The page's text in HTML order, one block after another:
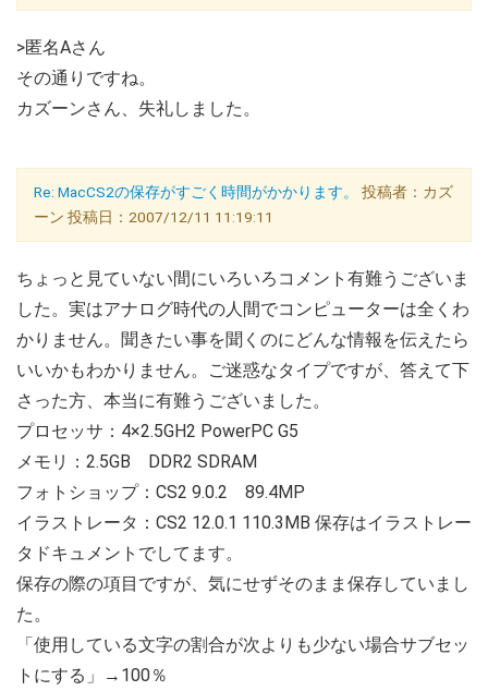
>匿名Aさん
その通りですね。
カズーンさん、失礼しました。
Re: MacCS2の保存がすごく時間がかかります。
投稿者：カズ
ーン 投稿日：2007/12/11 11:19:11
ちょっと見ていない間にいろいろコメント有難うございま
した。実はアナログ時代の人間でコンピューターは全くわ
かりません。聞きたい事を聞くのにどんな情報を伝えたら
いいかもわかりません。ご迷惑なタイプですが、答えて下
さった方、本当に有難うございました。
プロセッサ：4×2.5GH2 PowerPC G5
メモリ：2.5GB DDR2 SDRAM
フォトショップ：CS2 9.0.2 89.4MP
イラストレータ：CS2 12.0.1 110.3MB 保存はイラストレー
タドキュメントでしてます。
保存の際の項目ですが、気にせずそのまま保存していまし
た。
「使用している文字の割合が次よりも少ない場合サブセッ
トにする」→100％